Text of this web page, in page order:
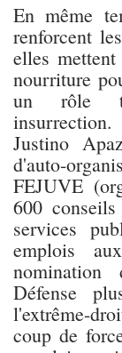
En même
renforcent
elles mettent
nourriture
un rôle
Justino
d'auto-
FEJUVE
600
services
emplois
Défense
l'extrême-
coup de